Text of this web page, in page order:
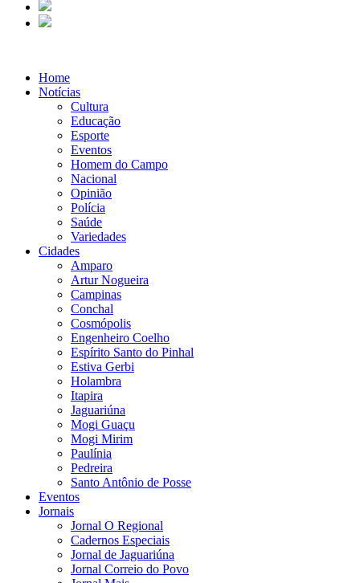
Home
Notícias
Cultura
Educação
Esporte
Eventos
Homem do Campo
Nacional
Opinião
Polícia
Saúde
Variedades
Cidades
Amparo
Artur Nogueira
Campinas
Conchal
Cosmópolis
Engenheiro Coelho
Espírito Santo do Pinhal
Estiva Gerbi
Holambra
Itapira
Jaguariúna
Mogi Guaçu
Mogi Mirim
Paulínia
Pedreira
Santo Antônio de Posse
Eventos
Jornais
Jornal O Regional
Cadernos Especiais
Jornal de Jaguariúna
Jornal Correio do Povo